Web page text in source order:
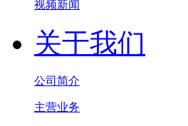
视频新闻
关于我们
公司简介
主营业务